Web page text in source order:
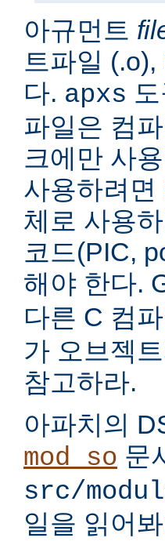
아규먼트
트파일
다. apxs
파일은 컴
크에만 사
사용하려
체로 사용
코드(PIC,
해야 한다.
다른 C 컴
가 오브젝
참고하라.
아파치의
mod_so 문
src/
일을 읽어